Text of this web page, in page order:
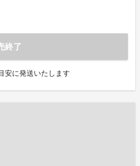
終了
安に発送いたします